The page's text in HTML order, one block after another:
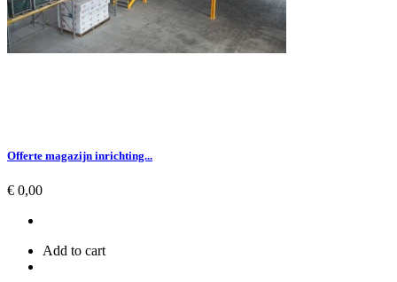
Offerte magazijn inrichting...
Prijs
€ 0,00
Add to cart